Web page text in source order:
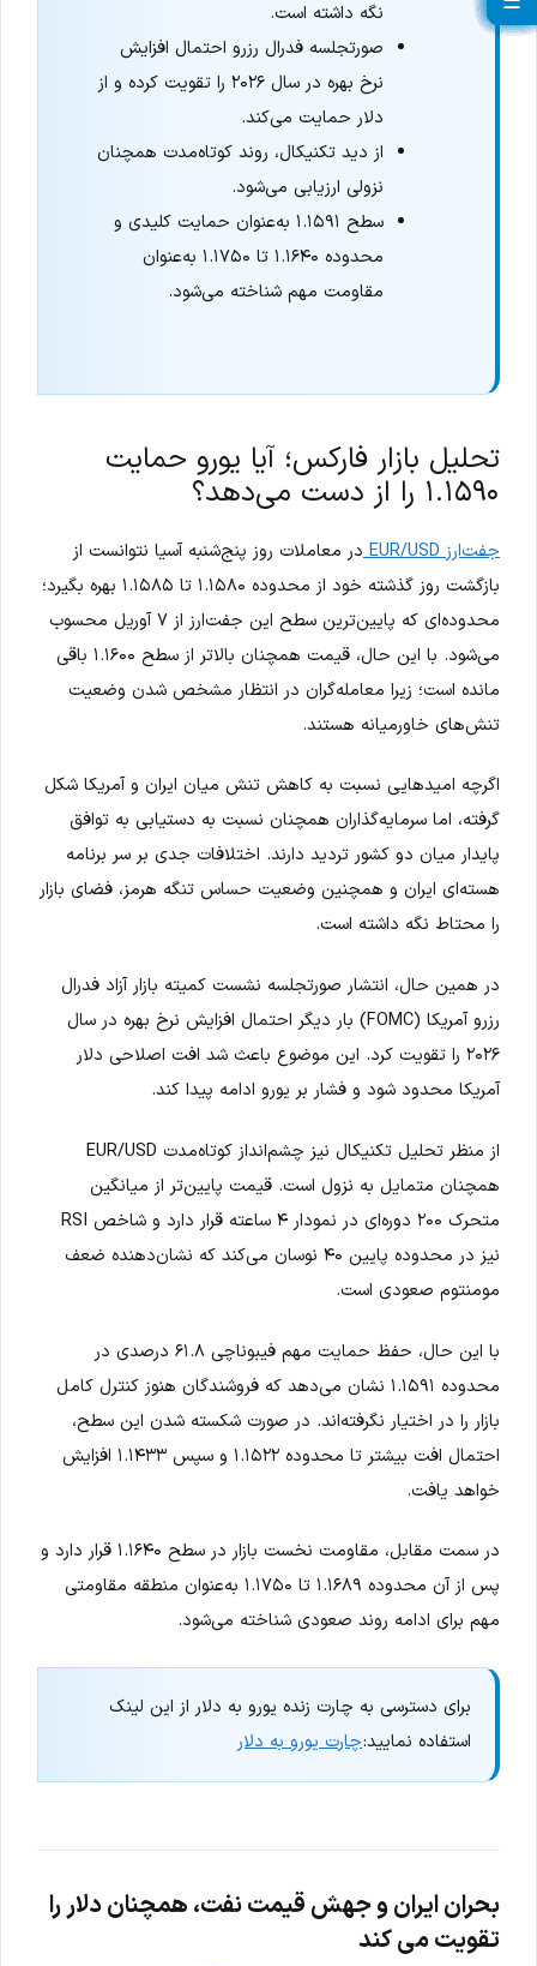
نگه داشته است.
صورتجلسه فدرال رزرو احتمال افزایش
نرخ بهره در سال ۲۰۲۶ را تقویت کرده و از
دلار حمایت می‌کند.
از دید تکنیکال، روند کوتاه‌مدت همچنان
نزولی ارزیابی می‌شود.
سطح ۱.۱۵۹۱ به‌عنوان حمایت کلیدی و
محدوده ۱.۱۶۴۰ تا ۱.۱۷۵۰ به‌عنوان
مقاومت مهم شناخته می‌شود.
تحلیل بازار فارکس؛ آیا یورو حمایت
۱.۱۵۹۰ را از دست می‌دهد؟
جفت‌ارز EUR/USD
در معاملات روز پنج‌شنبه آسیا نتوانست از
بازگشت روز گذشته خود از محدوده ۱.۱۵۸۰ تا ۱.۱۵۸۵ بهره بگیرد؛
محدوده‌ای که پایین‌ترین سطح این جفت‌ارز از ۷ آوریل محسوب
می‌شود. با این حال، قیمت همچنان بالاتر از سطح ۱.۱۶۰۰ باقی
مانده است؛ زیرا معامله‌گران در انتظار مشخص شدن وضعیت
تنش‌های خاورمیانه هستند.
اگرچه امیدهایی نسبت به کاهش تنش میان ایران و آمریکا شکل
گرفته، اما سرمایه‌گذاران همچنان نسبت به دستیابی به توافق
پایدار میان دو کشور تردید دارند. اختلافات جدی بر سر برنامه
هسته‌ای ایران و همچنین وضعیت حساس تنگه هرمز، فضای بازار
را محتاط نگه داشته است.
در همین حال، انتشار صورتجلسه نشست کمیته بازار آزاد فدرال
رزرو آمریکا (FOMC) بار دیگر احتمال افزایش نرخ بهره در سال
۲۰۲۶ را تقویت کرد. این موضوع باعث شد افت اصلاحی دلار
آمریکا محدود شود و فشار بر یورو ادامه پیدا کند.
از منظر تحلیل تکنیکال نیز چشم‌انداز کوتاه‌مدت EUR/USD
همچنان متمایل به نزول است. قیمت پایین‌تر از میانگین
متحرک ۲۰۰ دوره‌ای در نمودار ۴ ساعته قرار دارد و شاخص RSI
نیز در محدوده پایین ۴۰ نوسان می‌کند که نشان‌دهنده ضعف
مومنتوم صعودی است.
با این حال، حفظ حمایت مهم فیبوناچی ۶۱.۸ درصدی در
محدوده ۱.۱۵۹۱ نشان می‌دهد که فروشندگان هنوز کنترل کامل
بازار را در اختیار نگرفته‌اند. در صورت شکسته شدن این سطح،
احتمال افت بیشتر تا محدوده ۱.۱۵۲۲ و سپس ۱.۱۴۳۳ افزایش
خواهد یافت.
در سمت مقابل، مقاومت نخست بازار در سطح ۱.۱۶۴۰ قرار دارد و
پس از آن محدوده ۱.۱۶۸۹ تا ۱.۱۷۵۰ به‌عنوان منطقه مقاومتی
مهم برای ادامه روند صعودی شناخته می‌شود.
برای دسترسی به چارت زنده یورو به دلار از این لینک
استفاده نمایید:چارت یورو به دلار
بحران ایران و جهش قیمت نفت، همچنان دلار را
تقویت می کند